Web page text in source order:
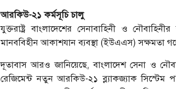
আরকিউ-২১ কর্মসূচি চালু
যুক্তরাষ্ট্র বাংলাদেশের সেনাবাহিনী ও
মানববিহীন আকাশযান ব্যবস্থা (ইউএএস) সক্ষমতা
দূতাবাস আরও জানিয়েছে, বাংলাদেশ সেনা ও
রেজিমেন্ট নতুন আরকিউ-২১ ব্ল্যাকজ্যাক সিস্টেম